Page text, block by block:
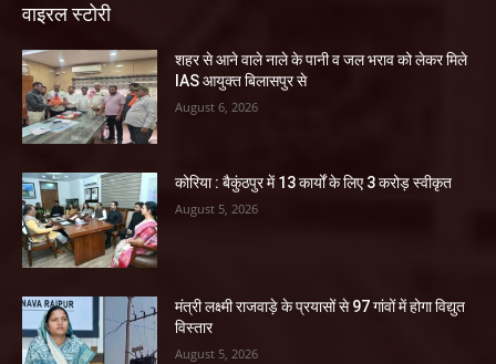
वाइरल स्टोरी
शहर से आने वाले नाले के पानी व जल भराव को लेकर मिले
IAS आयुक्त बिलासपुर से
August 6, 2026
कोरिया : बैकुंठपुर में 13 कार्यों के लिए 3 करोड़ स्वीकृत
August 5, 2026
मंत्री लक्ष्मी राजवाड़े के प्रयासों से 97 गांवों में होगा विद्युत
विस्तार
August 5, 2026